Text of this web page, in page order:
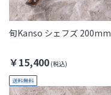
旬Kanso シェフズ 200mm
￥15,400